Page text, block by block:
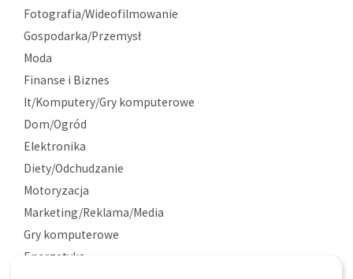
Fotografia/Wideofilmowanie
Gospodarka/Przemysł
Moda
Finanse i Biznes
It/Komputery/Gry komputerowe
Dom/Ogród
Elektronika
Diety/Odchudzanie
Motoryzacja
Marketing/Reklama/Media
Gry komputerowe
Energetyka